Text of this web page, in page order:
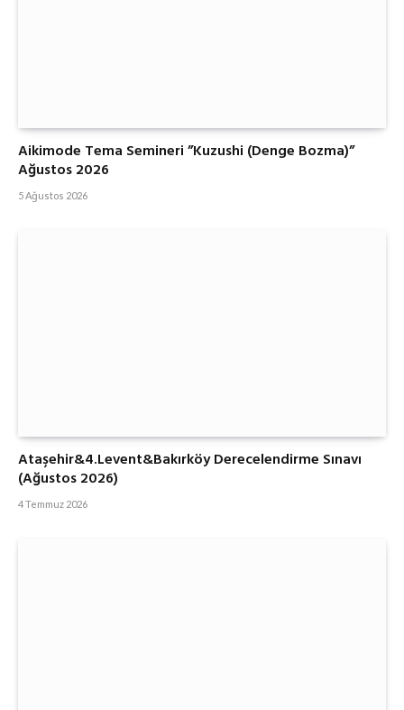
Aikimode Tema Semineri ”Kuzushi (Denge Bozma)”
Ağustos 2026
5 Ağustos 2026
Ataşehir&4.Levent&Bakırköy Derecelendirme Sınavı
(Ağustos 2026)
4 Temmuz 2026